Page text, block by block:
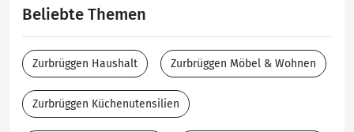
Beliebte Themen
Zurbrüggen Haushalt Zurbrüggen Möbel & Wohnen
Zurbrüggen Küchenutensilien